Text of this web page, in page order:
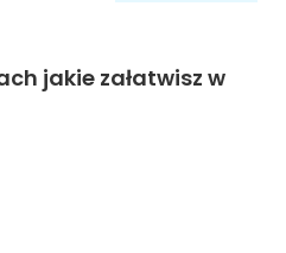
jakie załatwisz w